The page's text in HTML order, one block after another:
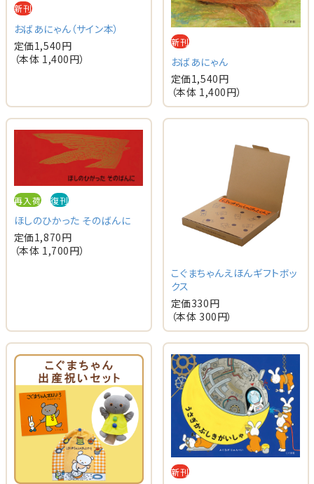
新刊
おばあにゃん（サイン本）
定価1,540円
（本体 1,400円）
新刊
おばあにゃん
定価1,540円
（本体 1,400円）
再入荷 復刊
ほしのひかった そのばんに
定価1,870円
（本体 1,700円）
こぐまちゃんえほんギフトボッ
クス
定価330円
（本体 300円）
新刊